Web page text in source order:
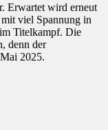
Erwartet wird erneut
viel Spannung in
Titelkampf. Die
denn der
2025.